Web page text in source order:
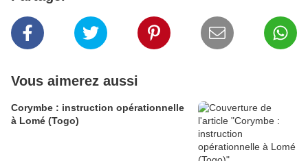
Vous aimerez aussi
Corymbe : instruction opérationnelle
à Lomé (Togo)